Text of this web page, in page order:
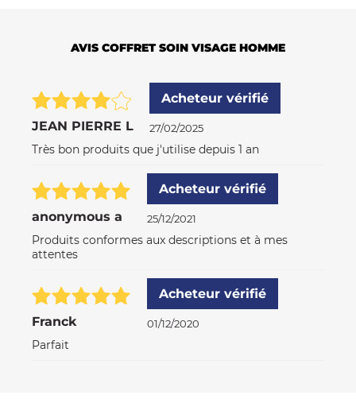
AVIS COFFRET SOIN VISAGE HOMME
JEAN PIERRE L
Acheteur vérifié
27/02/2025
Très bon produits que j'utilise depuis 1 an
anonymous a
Acheteur vérifié
25/12/2021
Produits conformes aux descriptions et à mes
attentes
Franck
Acheteur vérifié
01/12/2020
Parfait